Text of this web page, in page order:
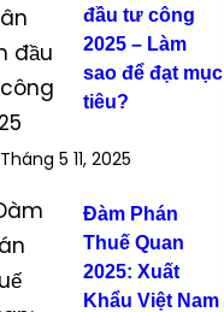
đầu tư công
2025 – Làm
sao để đạt mục
tiêu?
Tháng 5 11, 2025
Đàm Phán
Thuế Quan
2025: Xuất
Khẩu Việt Nam